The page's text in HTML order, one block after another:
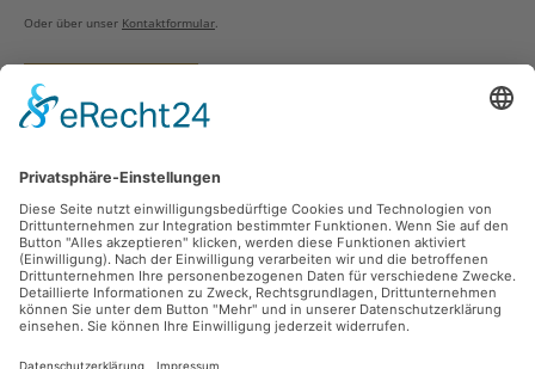
Oder über unser Kontaktformular.
Vertrag widerrufen
Zahlungsarten
Sicher Einkaufen
Ladengeschäft
Newsletter